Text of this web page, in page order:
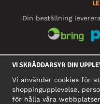
Din beställning
VI SKRÄDDARSYR DIN
Vi använder cookies för
shoppingupplevelse,
för hålla våra